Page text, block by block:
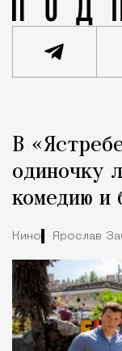
Город
В
одиночку
комедию и
Кино Ярослав